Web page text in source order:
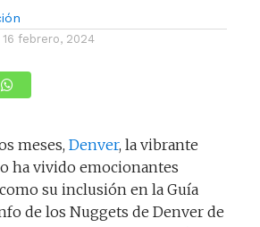
16 febrero, 2024
meses, Denver, la vibrante
ha vivido emocionantes
su inclusión en la Guía
de los Nuggets de Denver de